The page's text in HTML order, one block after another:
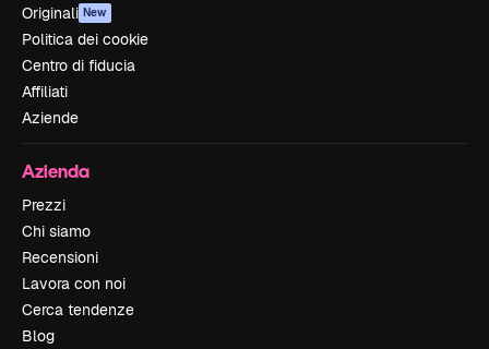
Originali New
Politica dei cookie
Centro di fiducia
Affiliati
Aziende
Azienda
Prezzi
Chi siamo
Recensioni
Lavora con noi
Cerca tendenze
Blog